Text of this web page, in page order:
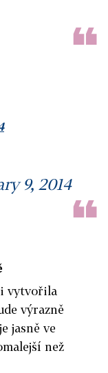
9, 2014
vytvořila
výrazně
jasně ve
než